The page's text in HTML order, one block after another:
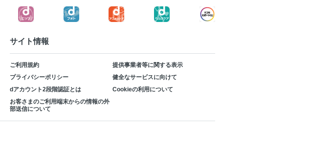
サイト情報
ご利用規約
提供事業者等に関する表示
プライバシーポリシー
健全なサービスに向けて
dアカウント2段階認証とは
Cookieの利用について
お客さまのご利用端末からの情報の外
部送信について